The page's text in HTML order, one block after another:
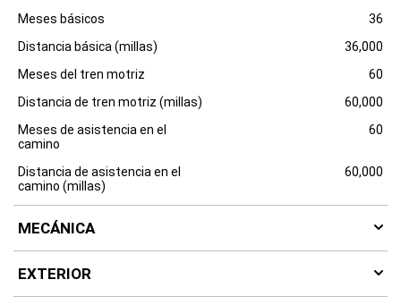
Especificaciones
Meses básicos
36
Distancia básica (millas)
36,000
Meses del tren motriz
60
Distancia de tren motriz (millas)
60,000
Meses de asistencia en el
camino
60
Distancia de asistencia en el
camino (millas)
60,000
MECÁNICA
EXTERIOR